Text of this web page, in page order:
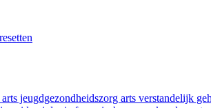
arts jeugdgezondheidszorg arts verstandelijk